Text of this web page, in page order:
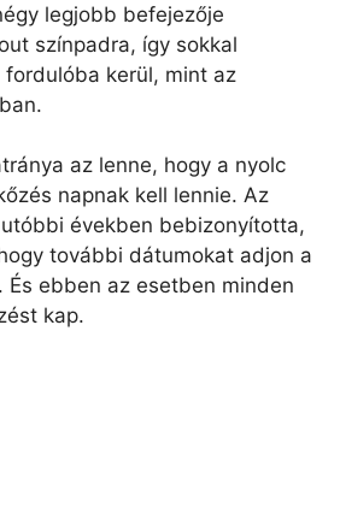
legjobb befejezője
színpadra, így sokkal
kerül, mint az
az lenne, hogy a nyolc
napnak kell lennie. Az
utóbbi években bebizonyította,
további dátumokat adjon a
És ebben az esetben minden
kap.